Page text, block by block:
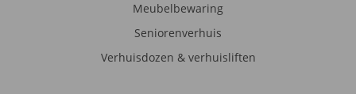
Meubelbewaring
Seniorenverhuis
Verhuisdozen & verhuisliften